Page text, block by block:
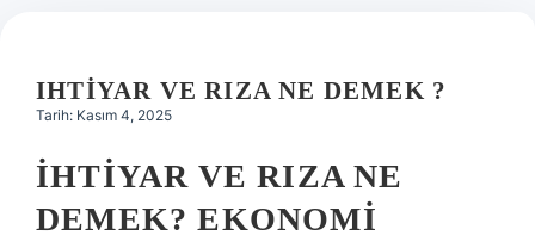
Hakkımızda
IHTIYAR VE RIZA NE DEMEK ?
Tarih: Kasım 4, 2025
İHTIYAR VE RIZA NE
DEMEK? EKONOMI